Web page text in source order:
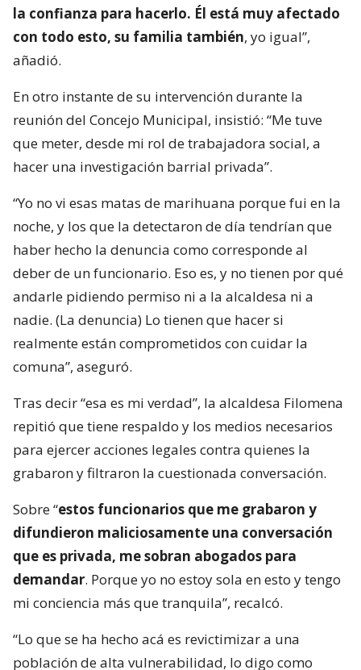
la confianza para hacerlo. Él está muy afectado
con todo esto, su familia también, yo igual”,
añadió.
En otro instante de su intervención durante la
reunión del Concejo Municipal, insistió: “Me tuve
que meter, desde mi rol de trabajadora social, a
hacer una investigación barrial privada”.
“Yo no vi esas matas de marihuana porque fui en la
noche, y los que la detectaron de día tendrían que
haber hecho la denuncia como corresponde al
deber de un funcionario. Eso es, y no tienen por qué
andarle pidiendo permiso ni a la alcaldesa ni a
nadie. (La denuncia) Lo tienen que hacer si
realmente están comprometidos con cuidar la
comuna”, aseguró.
Tras decir “esa es mi verdad”, la alcaldesa Filomena
repitió que tiene respaldo y los medios necesarios
para ejercer acciones legales contra quienes la
grabaron y filtraron la cuestionada conversación.
Sobre “estos funcionarios que me grabaron y
difundieron maliciosamente una conversación
que es privada, me sobran abogados para
demandar. Porque yo no estoy sola en esto y tengo
mi conciencia más que tranquila”, recalcó.
“Lo que se ha hecho acá es revictimizar a una
población de alta vulnerabilidad, lo digo como